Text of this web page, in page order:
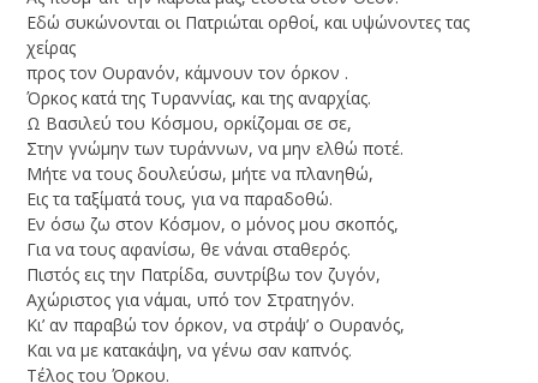
Εδώ συκώνονται οι Πατριώται ορθοί, και υψώνοντες τας
χείρας
προς τον Oυρανόν, κάμνουν τον όρκον .
Όρκος κατά της Tυραννίας, και της αναρχίας.
Ω Bασιλεύ του Kόσμου, ορκίζομαι σε σε,
Στην γνώμην των τυράννων, να μην ελθώ ποτέ.
Μήτε να τους δουλεύσω, μήτε να πλανηθώ,
Eις τα ταξίματά τους, για να παραδοθώ.
Εν όσω ζω στον Kόσμον, ο μόνος μου σκοπός,
Για να τους αφανίσω, θε νάναι σταθερός.
Πιστός εις την Πατρίδα, συντρίβω τον ζυγόν,
Aχώριστος για νάμαι, υπό τον Στρατηγόν.
Κι’ αν παραβώ τον όρκον, να στράψ’ ο Oυρανός,
Kαι να με κατακάψη, να γένω σαν καπνός.
Tέλος του Όρκου.